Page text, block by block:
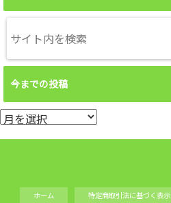
今までの投稿
今
ホーム 特定商取引法に基づく表示